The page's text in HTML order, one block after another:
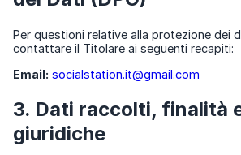
Per questioni relative alla protezione dei
contattare il Titolare ai seguenti recapiti:
Email: socialstation.it@gmail.com
3. Dati raccolti, finalità
giuridiche